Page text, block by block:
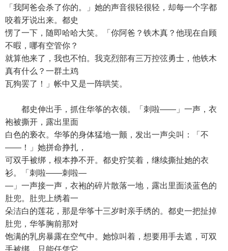
「我阿爸会杀了你的。」她的声音很轻很轻，却每一个字都
咬着牙说出来。都史
愣了一下，随即哈哈大笑。「你阿爸？铁木真？他现在自顾
不暇，哪有空管你？
就算他来了，我也不怕。我克烈部有三万控弦勇士，他铁木
真有什么？一群土鸡
瓦狗罢了！」帐中又是一阵哄笑。
都史伸出手，抓住华筝的衣领。「刺啦——」一声，衣
袍被撕开，露出里面
白色的亵衣。华筝的身体猛地一颤，发出一声尖叫：「不
——！」她拼命挣扎，
可双手被绑，根本挣不开。都史狞笑着，继续撕扯她的衣
衫。「刺啦——刺啦—
—」一声接一声，衣袍的碎片散落一地，露出里面淡蓝色的
肚兜。肚兜上绣着一
朵洁白的莲花，那是华筝十三岁时亲手绣的。都史一把扯掉
肚兜，华筝胸前那对
饱满的乳房暴露在空气中。她惊叫着，想要用手去遮，可双
手被绑，只能任凭它